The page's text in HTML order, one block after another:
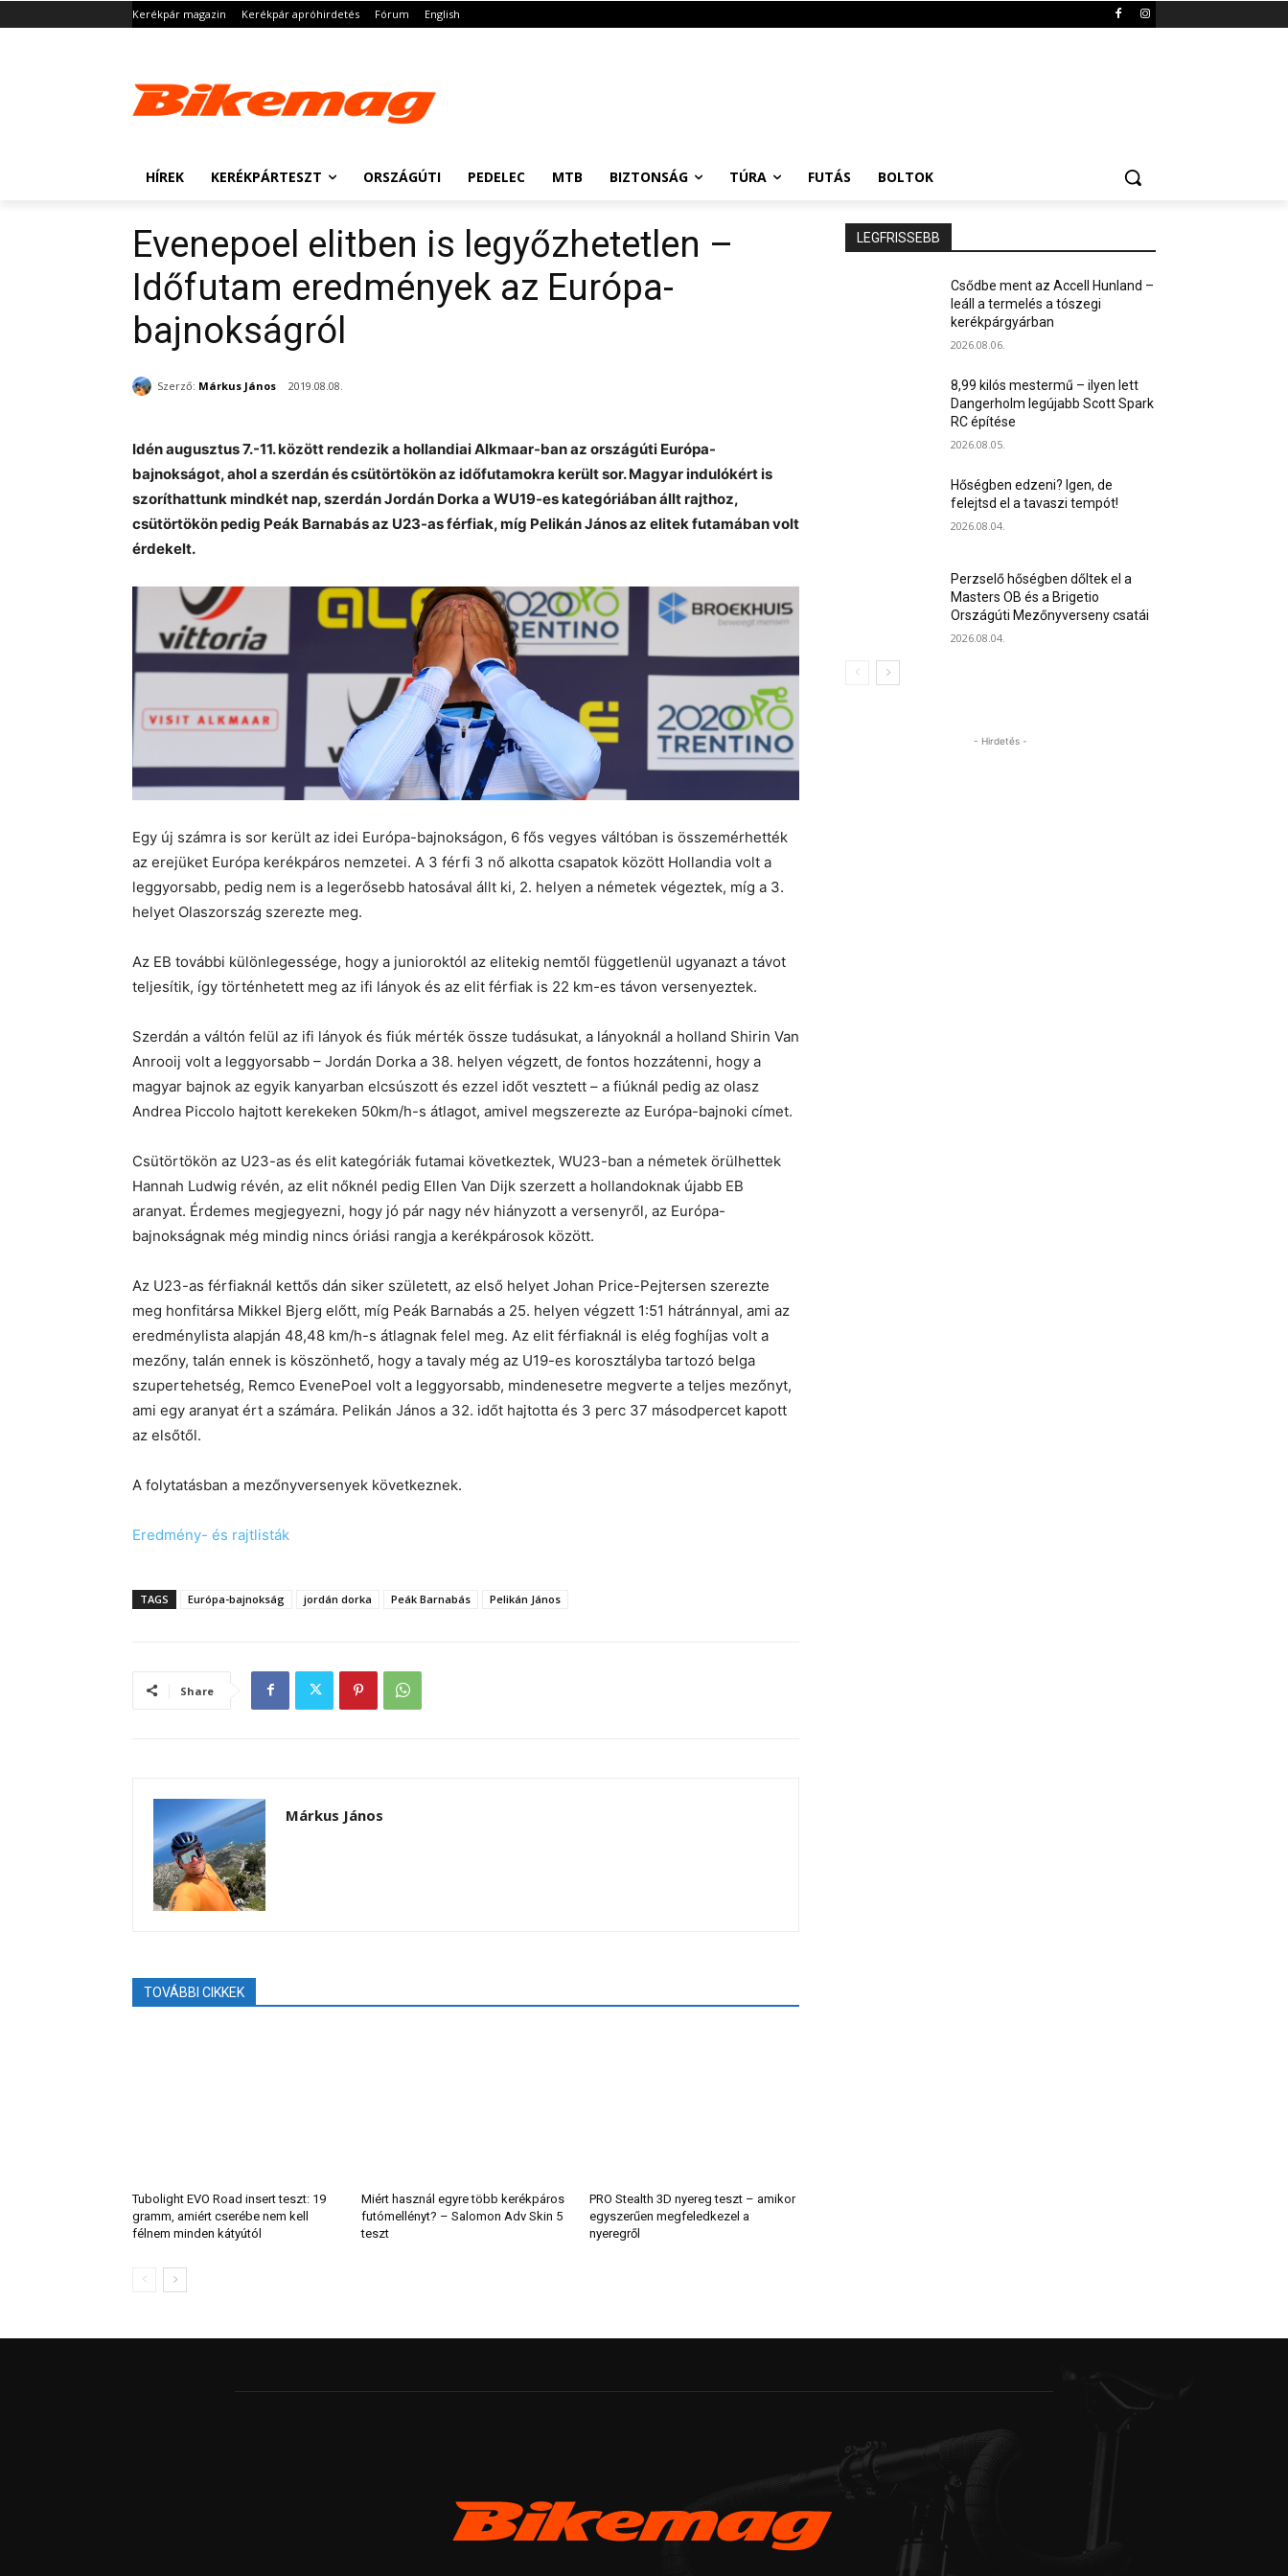
Kerékpár magazin Kerékpár apróhirdetés Fórum English
HÍREK KERÉKPÁRTESZT ORSZÁGÚTI PEDELEC MTB BIZTONSÁG TÚRA FUTÁS BOLTOK
Evenepoel elitben is legyőzhetetlen –
Időfutam eredmények az Európa-
bajnokságról
Szerző: Márkus János 2019.08.08.
Idén augusztus 7.-11. között rendezik a hollandiai Alkmaar-ban az országúti Európa-
bajnokságot, ahol a szerdán és csütörtökön az időfutamokra került sor. Magyar indulókért is
szoríthattunk mindkét nap, szerdán Jordán Dorka a WU19-es kategóriában állt rajthoz,
csütörtökön pedig Peák Barnabás az U23-as férfiak, míg Pelikán János az elitek futamában volt
érdekelt.
Egy új számra is sor került az idei Európa-bajnokságon, 6 fős vegyes váltóban is összemérhették
az erejüket Európa kerékpáros nemzetei. A 3 férfi 3 nő alkotta csapatok között Hollandia volt a
leggyorsabb, pedig nem is a legerősebb hatosával állt ki, 2. helyen a németek végeztek, míg a 3.
helyet Olaszország szerezte meg.
Az EB további különlegessége, hogy a junioroktól az elitekig nemtől függetlenül ugyanazt a távot
teljesítik, így történhetett meg az ifi lányok és az elit férfiak is 22 km-es távon versenyeztek.
Szerdán a váltón felül az ifi lányok és fiúk mérték össze tudásukat, a lányoknál a holland Shirin Van
Anrooij volt a leggyorsabb – Jordán Dorka a 38. helyen végzett, de fontos hozzátenni, hogy a
magyar bajnok az egyik kanyarban elcsúszott és ezzel időt vesztett – a fiúknál pedig az olasz
Andrea Piccolo hajtott kerekeken 50km/h-s átlagot, amivel megszerezte az Európa-bajnoki címet.
Csütörtökön az U23-as és elit kategóriák futamai következtek, WU23-ban a németek örülhettek
Hannah Ludwig révén, az elit nőknél pedig Ellen Van Dijk szerzett a hollandoknak újabb EB
aranyat. Érdemes megjegyezni, hogy jó pár nagy név hiányzott a versenyről, az Európa-
bajnokságnak még mindig nincs óriási rangja a kerékpárosok között.
Az U23-as férfiaknál kettős dán siker született, az első helyet Johan Price-Pejtersen szerezte
meg honfitársa Mikkel Bjerg előtt, míg Peák Barnabás a 25. helyen végzett 1:51 hátránnyal, ami az
eredménylista alapján 48,48 km/h-s átlagnak felel meg. Az elit férfiaknál is elég foghíjas volt a
mezőny, talán ennek is köszönhető, hogy a tavaly még az U19-es korosztályba tartozó belga
szupertehetség, Remco EvenePoel volt a leggyorsabb, mindenesetre megverte a teljes mezőnyt,
ami egy aranyat ért a számára. Pelikán János a 32. időt hajtotta és 3 perc 37 másodpercet kapott
az elsőtől.
A folytatásban a mezőnyversenyek következnek.
Eredmény- és rajtlisták
TAGS Európa-bajnokság jordán dorka Peák Barnabás Pelikán János
Share
Márkus János
TOVÁBBI CIKKEK
Tubolight EVO Road insert teszt: 19
gramm, amiért cserébe nem kell
félnem minden kátyútól
Miért használ egyre több kerékpáros
futómellényt? – Salomon Adv Skin 5
teszt
PRO Stealth 3D nyereg teszt – amikor
egyszerűen megfeledkezel a
nyeregről
LEGFRISSEBB
Csődbe ment az Accell Hunland –
leáll a termelés a tószegi
kerékpárgyárban
2026.08.06.
8,99 kilós mestermű – ilyen lett
Dangerholm legújabb Scott Spark
RC építése
2026.08.05.
Hőségben edzeni? Igen, de
felejtsd el a tavaszi tempót!
2026.08.04.
Perzselő hőségben dőltek el a
Masters OB és a Brigetio
Országúti Mezőnyverseny csatái
2026.08.04.
- Hirdetés -